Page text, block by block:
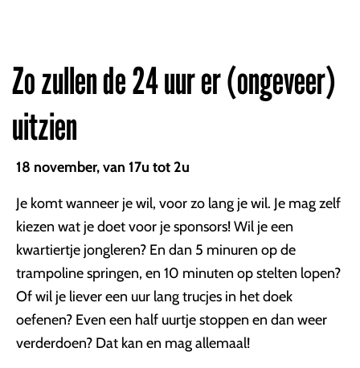
Zo zullen de 24 uur er (ongeveer)
uitzien
18 november, van 17u tot 2u
Je komt wanneer je wil, voor zo lang je wil. Je mag zelf
kiezen wat je doet voor je sponsors! Wil je een
kwartiertje jongleren? En dan 5 minuren op de
trampoline springen, en 10 minuten op stelten lopen?
Of wil je liever een uur lang trucjes in het doek
oefenen? Even een half uurtje stoppen en dan weer
verderdoen? Dat kan en mag allemaal!